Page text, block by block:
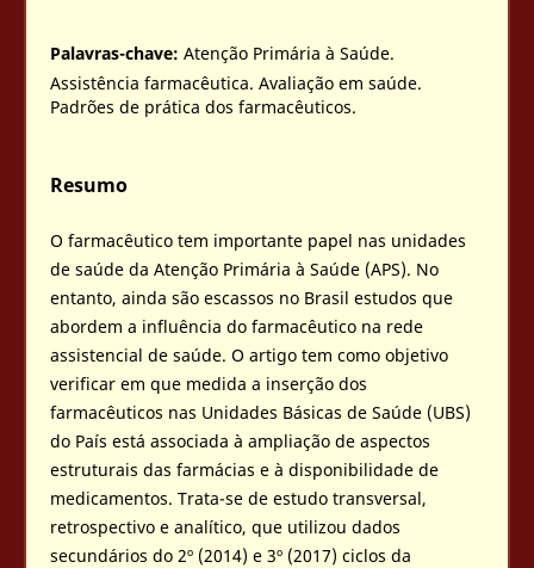
Palavras-chave:Atenção Primária à Saúde.
Assistência farmacêutica. Avaliação em saúde.
Padrões de prática dos farmacêuticos.
Resumo
O farmacêutico tem importante papel nas unidades
de saúde da Atenção Primária à Saúde (APS). No
entanto, ainda são escassos no Brasil estudos que
abordem a influência do farmacêutico na rede
assistencial de saúde. O artigo tem como objetivo
verificar em que medida a inserção dos
farmacêuticos nas Unidades Básicas de Saúde (UBS)
do País está associada à ampliação de aspectos
estruturais das farmácias e à disponibilidade de
medicamentos. Trata-se de estudo transversal,
retrospectivo e analítico, que utilizou dados
secundários do 2º (2014) e 3º (2017) ciclos da